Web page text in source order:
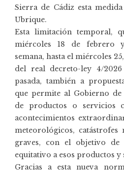
Sierra de Cádiz esta
Ubrique.
Esta limitación temporal,
miércoles 18 de febrero
semana, hasta el miércoles
del real decreto-ley 4/
pasada, también a
que permite al Gobierno
de productos o servicios
acontecimientos
meteorológicos, catástrofes
graves, con el objetivo de
equitativo a esos productos y
Gracias a esta nueva